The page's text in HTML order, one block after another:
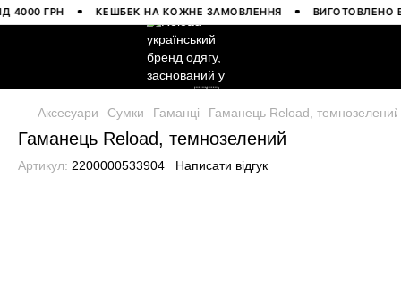
ГРН КЕШБЕК НА КОЖНЕ ЗАМОВЛЕННЯ ВИГОТОВЛЕНО В
Аксесуари Сумки Гаманці Гаманець Reload, темнозелений
Гаманець Reload, темнозелений
Артикул: 2200000533904 Написати відгук